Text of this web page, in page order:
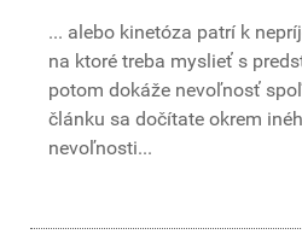
... alebo kinetóza patrí k
na ktoré treba myslieť s
potom dokáže nevoľnosť
článku sa dočítate okrem
nevoľnosti...